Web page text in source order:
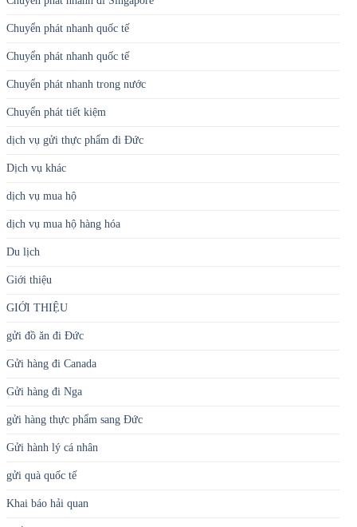
Chuyển phát nhanh quốc tế
Chuyển phát nhanh quốc tế
Chuyển phát nhanh trong nước
Chuyển phát tiết kiệm
dịch vụ gửi thực phẩm đi Đức
Dịch vụ khác
dịch vụ mua hộ
dịch vụ mua hộ hàng hóa
Du lịch
Giới thiệu
GIỚI THIỆU
gửi đồ ăn đi Đức
Gửi hàng đi Canada
Gửi hàng đi Nga
gửi hàng thực phẩm sang Đức
Gửi hành lý cá nhân
gửi quà quốc tế
Khai báo hải quan